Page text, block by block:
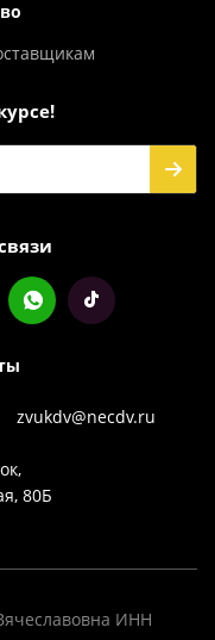
zvukdv@necdv.ru
80Б
ИНН